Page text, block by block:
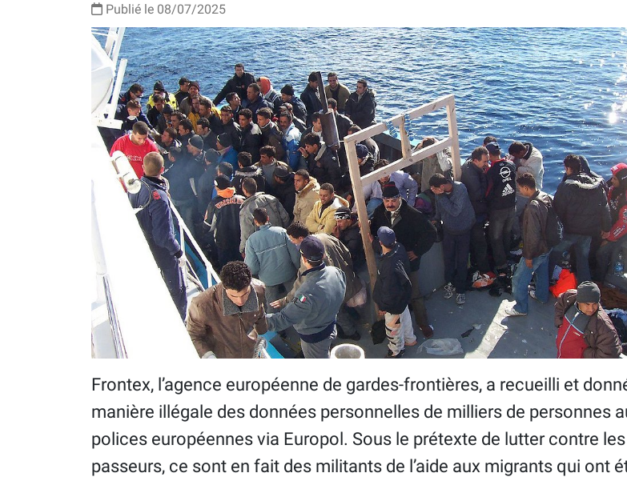
Publié le 08/07/2025
Frontex, l’agence européenne de gardes-frontières, a recueilli et
manière illégale des données personnelles de milliers de personnes
polices européennes via Europol. Sous le prétexte de lutter contre les
passeurs, ce sont en fait des militants de l’aide aux migrants qui ont